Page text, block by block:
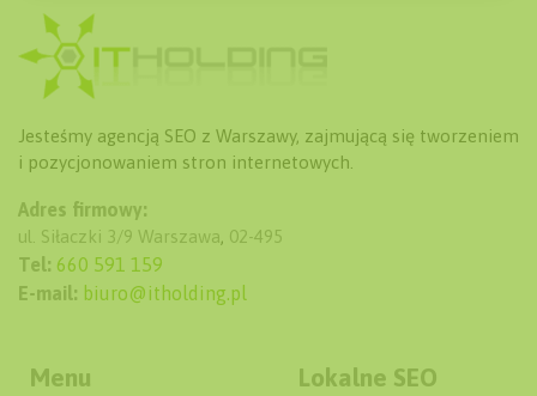
Jesteśmy agencją SEO z Warszawy, zajmującą się tworzeniem
i pozycjonowaniem stron internetowych.
Adres firmowy:
ul. Siłaczki 3/9 Warszawa, 02-495
Tel: 660 591 159
E-mail: biuro@itholding.pl
Menu Lokalne SEO